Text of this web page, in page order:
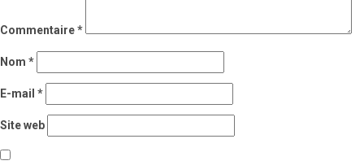
Commentaire*
Nom *
E-mail *
Site web